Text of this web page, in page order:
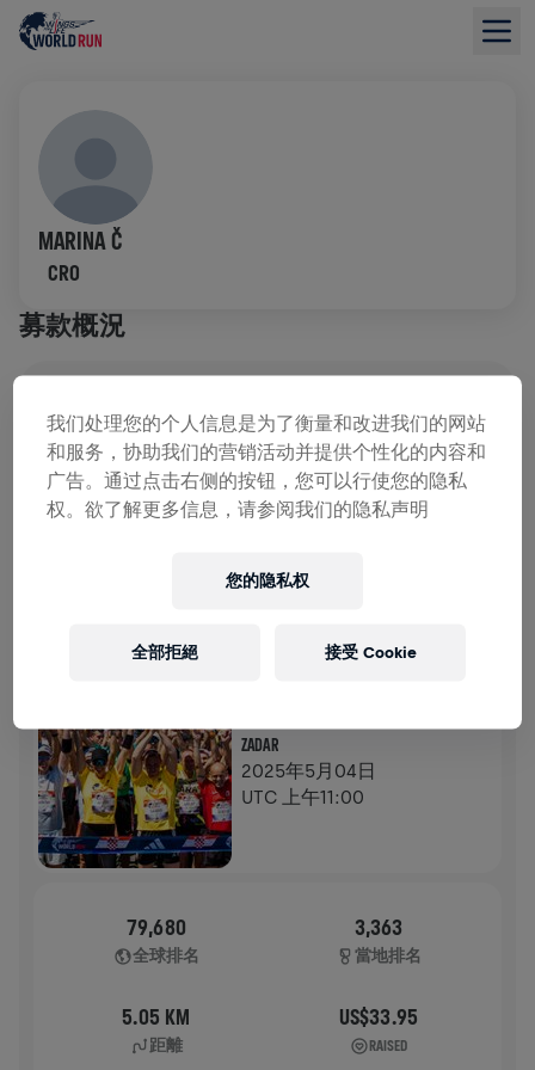
MARINA Č
CRO
募款概況
募款 捐款
用捐款支持改變！你的每一塊捐款都將貢獻於脊髓研
究。
WINGS FOR LIFE全球路跑
ZADAR
2025年5月04日
UTC 上午11:00
79,680
全球排名
3,363
當地排名
5.05 KM
距離
US$33.95
RAISED
我们处理您的个人信息是为了衡量和改进我们的网站
和服务，协助我们的营销活动并提供个性化的内容和
广告。通过点击右侧的按钮，您可以行使您的隐私
权。欲了解更多信息，请参阅我们的隐私声明
您的隐私权
全部拒絕 接受 Cookie